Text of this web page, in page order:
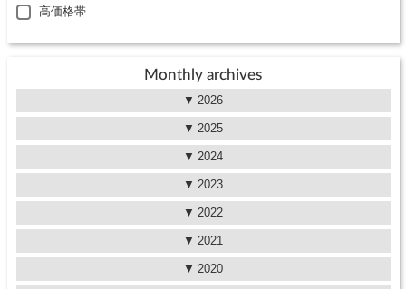
高価格帯
Monthly archives
2026
2025
2024
2023
2022
2021
2020